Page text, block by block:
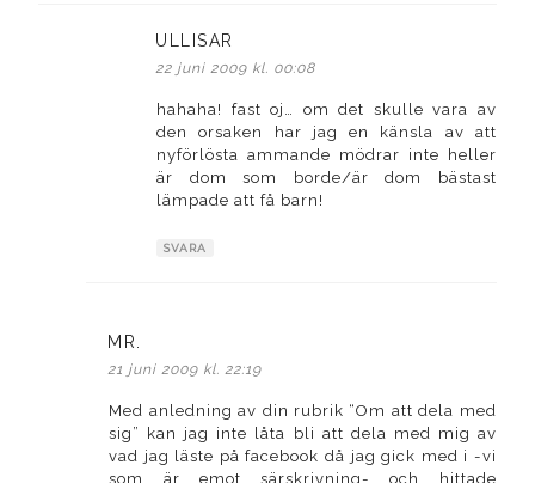
ULLISAR
22 juni 2009 kl. 00:08
hahaha! fast oj… om det skulle vara av
den orsaken har jag en känsla av att
nyförlösta ammande mödrar inte heller
är dom som borde/är dom bästast
lämpade att få barn!
SVARA
MR.
21 juni 2009 kl. 22:19
Med anledning av din rubrik “Om att dela med
sig” kan jag inte låta bli att dela med mig av
vad jag läste på facebook då jag gick med i -vi
som är emot särskrivning- och hittade